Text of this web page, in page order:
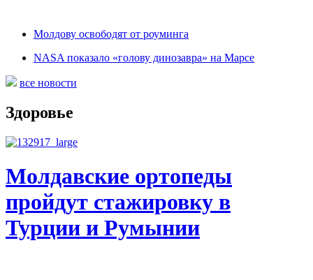
Молдову освободят от роуминга
NASA показало «голову динозавра» на Марсе
все новости
Здоровье
Молдавские ортопеды
пройдут стажировку в
Турции и Румынии